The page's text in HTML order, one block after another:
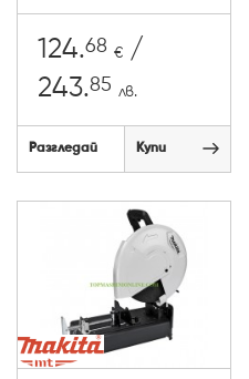
124.68 € /
243.85 лв.
Разгледай Купи